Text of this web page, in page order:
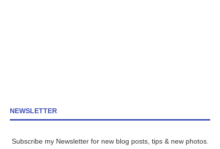
NEWSLETTER
Subscribe my Newsletter for new blog posts, tips & new photos.